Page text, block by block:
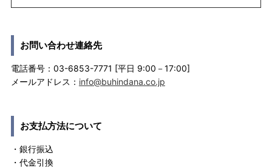
お問い合わせ連絡先
電話番号：03-6853-7771 [平日 9:00－17:00]
メールアドレス： info@buhindana.co.jp
お支払方法について
・銀行振込
・代金引換